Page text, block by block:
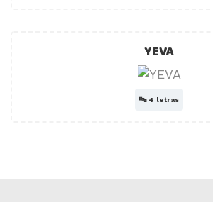
YEVA
🔤 4 letras